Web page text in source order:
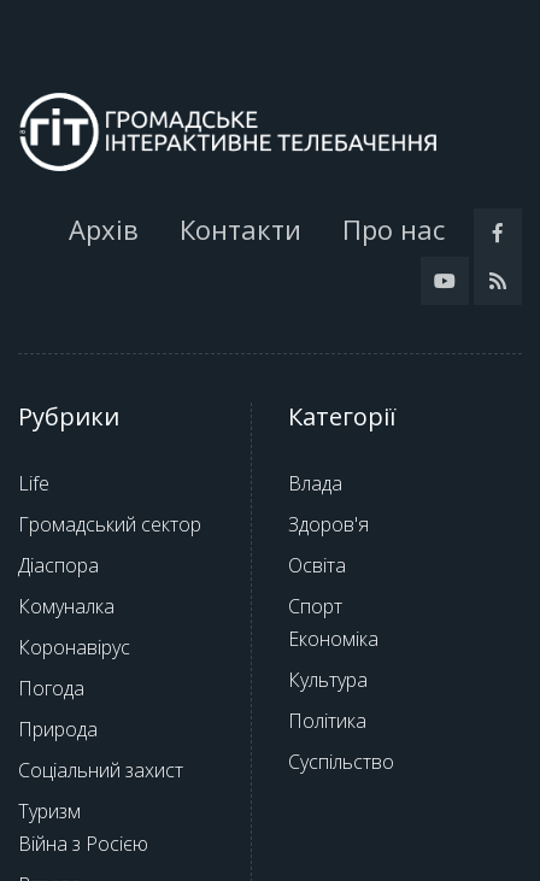
Архів Контакти Про нас
Рубрики
Life
Громадський сектор
Діаспора
Комуналка
Коронавірус
Погода
Природа
Соціальний захист
Туризм
Війна з Росією
Категорії
Влада
Здоров'я
Освіта
Спорт
Економіка
Культура
Політика
Суспільство